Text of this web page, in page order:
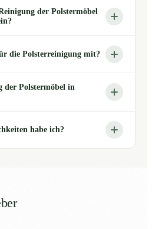
der Polstermöbel
die Polsterreinigung mit?
der Polstermöbel in
habe ich?